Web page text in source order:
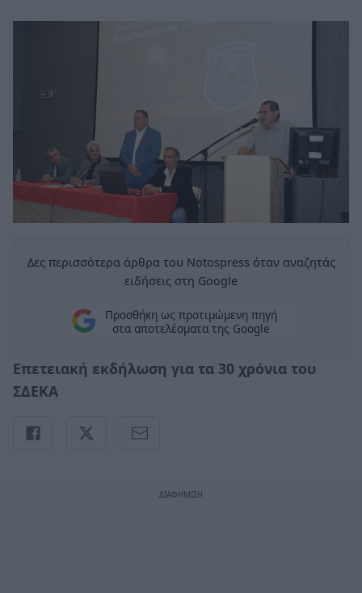
Δες περισσότερα άρθρα του Notospress όταν αναζητάς
ειδήσεις στη Google
Προσθήκη ως προτιμώμενη πηγή
στα αποτελέσματα της Google
Επετειακή εκδήλωση για τα 30 χρόνια του
ΣΔΕΚΑ